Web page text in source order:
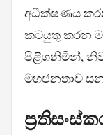
අධීක්ෂණය
කටයුතු කරන
පිළිගනිමින්,
මහජනතාව